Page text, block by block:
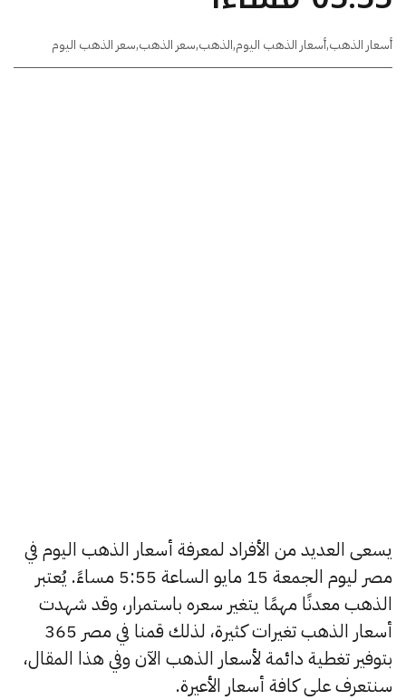
أسعار الذهب,أسعار الذهب اليوم,الذهب,سعر الذهب,سعر الذهب اليوم
يسعى العديد من الأفراد لمعرفة أسعار الذهب اليوم في
مصر ليوم الجمعة 15 مايو الساعة 5:55 مساءً. يُعتبر
الذهب معدنًا مهمًا يتغير سعره باستمرار، وقد شهدت
أسعار الذهب تغيرات كثيرة، لذلك قمنا في مصر 365
بتوفير تغطية دائمة لأسعار الذهب الآن وفي هذا المقال،
سنتعرف على كافة أسعار الأعيرة.